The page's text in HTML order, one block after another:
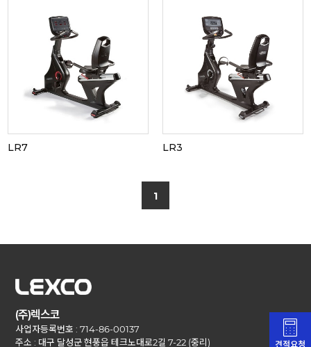
LR7 LR3
1
(주)렉스코
사업자등록번호 : 714-86-00137
주소 : 대구 달성군 현풍읍 테크노대로2길 7-22 (중리)